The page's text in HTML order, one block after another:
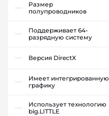
Размер
полупроводников
Поддерживает 64-
разрядную систему
Версия DirectX
Имеет интегрированную
графику
Использует технологию
big.LITTLE